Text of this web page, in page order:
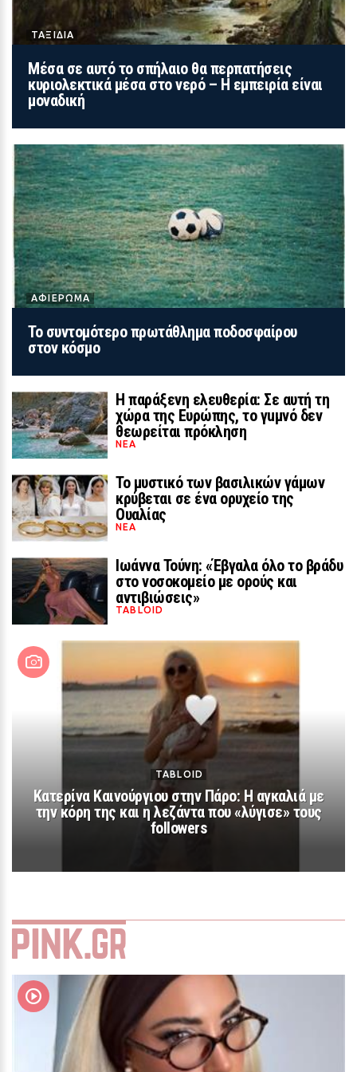
Φαίη Σκορδά: Διακοπές στη Νάξο
πριν από την επιστροφή στον ΑΝΤ1
και τον γάμο της
17 / 30
LIFESTYLE
Ο σωσίας του Τομ Κρουζ που
«τρέλανε» το διαδίκτυο: «Μοιάζει
περισσότερο απ` ό,τι ο ίδιος»
18 / 30
Περικλής Κονδυλάτος: Οι πρώτες
φωτογραφίες με τη σύντροφό του
Ελίνα από τις διακοπές τους και τι
ΤΑΞΙΔΙΑ
Μέσα σε αυτό το σπήλαιο θα περπατήσεις
κυριολεκτικά μέσα στο νερό – Η εμπειρία είναι
μοναδική
ΑΦΙΕΡΩΜΑ
Το συντομότερο πρωτάθλημα ποδοσφαίρου
στον κόσμο
Η παράξενη ελευθερία: Σε αυτή τη
χώρα της Ευρώπης, το γuμνό δεν
θεωρείται πρόκληση
ΝΈΑ
Το μυστικό των βασιλικών γάμων
κρύβεται σε ένα ορυχείο της
Ουαλίας
ΝΈΑ
Ιωάννα Τούνη: «Έβγαλα όλο το βράδυ
στο νοσοκομείο με ορούς και
αντιβιώσεις»
TABLOID
TABLOID
Κατερίνα Καινούργιου στην Πάρο: Η αγκαλιά με
την κόρη της και η λεζάντα που «λύγισε» τους
followers